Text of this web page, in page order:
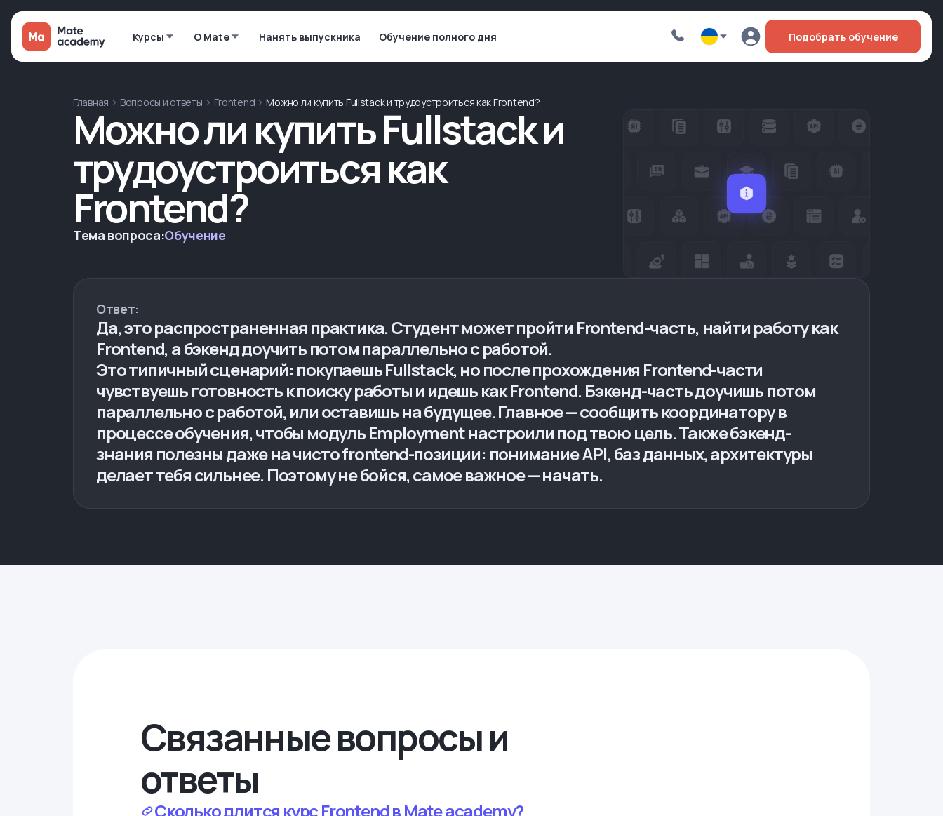
Курсы О Mate Нанять выпускника Обучение полного дня Подобрать обучение
Главная Вопросы и ответы Frontend Можно ли купить Fullstack и трудоустроиться как Frontend?
Можно ли купить Fullstack и
трудоустроиться как
Frontend?
Тема вопроса:Обучение
Ответ:
Да, это распространенная практика. Студент может пройти Frontend-часть, найти работу как
Frontend, а бэкенд доучить потом параллельно с работой.
Это типичный сценарий: покупаешь Fullstack, но после прохождения Frontend-части
чувствуешь готовность к поиску работы и идешь как Frontend. Бэкенд-часть доучишь потом
параллельно с работой, или оставишь на будущее. Главное — сообщить координатору в
процессе обучения, чтобы модуль Employment настроили под твою цель. Также бэкенд-
знания полезны даже на чисто frontend-позиции: понимание API, баз данных, архитектуры
делает тебя сильнее. Поэтому не бойся, самое важное — начать.
Связанные вопросы и
ответы
Сколько длится курс Frontend в Mate academy?